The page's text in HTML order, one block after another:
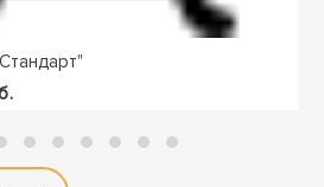
Стандарт"